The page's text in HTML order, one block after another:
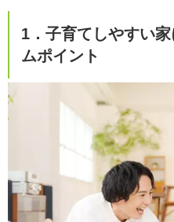
1．子育てしやすい
ムポイント